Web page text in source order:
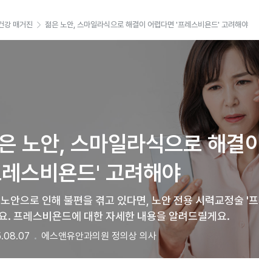
강 매거진 젊은 노안, 스마일라식으로 해결이 어렵다면 '프레스비욘드' 고려해야
노안, 스마일라식으로 해결
스비욘드' 고려해야
안으로 인해 불편을 겪고 있다면, 노안 전용 시력교정술 '
. 프레스비욘드에 대한 자세한 내용을 알려드릴게요.
에스앤유안과의원 정의상 의사